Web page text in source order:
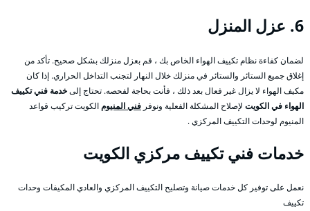
6. عزل المنزل
لضمان كفاءة نظام تكييف الهواء الخاص بك ، قم بعزل منزلك بشكل صحيح. تأكد من
إغلاق جميع الستائر والستائر في منزلك خلال النهار لتجنب التداخل الحراري. إذا كان
مكيف الهواء لا يزال غير فعال بعد ذلك ، فأنت بحاجة لفحصه. تحتاج إلىخدمة فني تكييف
الهواء في الكويت لإصلاح المشكلة الفعلية ونوفر فني المنيومالكويت تركيب قواعد
المنيوم لوحدات التكييف المركزي .
خدمات فني تكييف مركزي الكويت
نعمل على توفير كل خدمات صيانة وتصليح التكييف المركزي والعادي المكيفات وحدات
تكييف